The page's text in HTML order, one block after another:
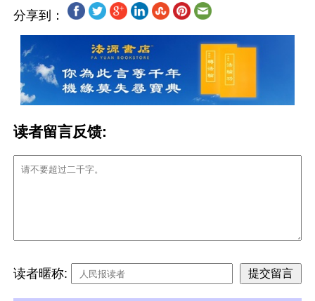
分享到：
读者留言反馈:
读者暱称: